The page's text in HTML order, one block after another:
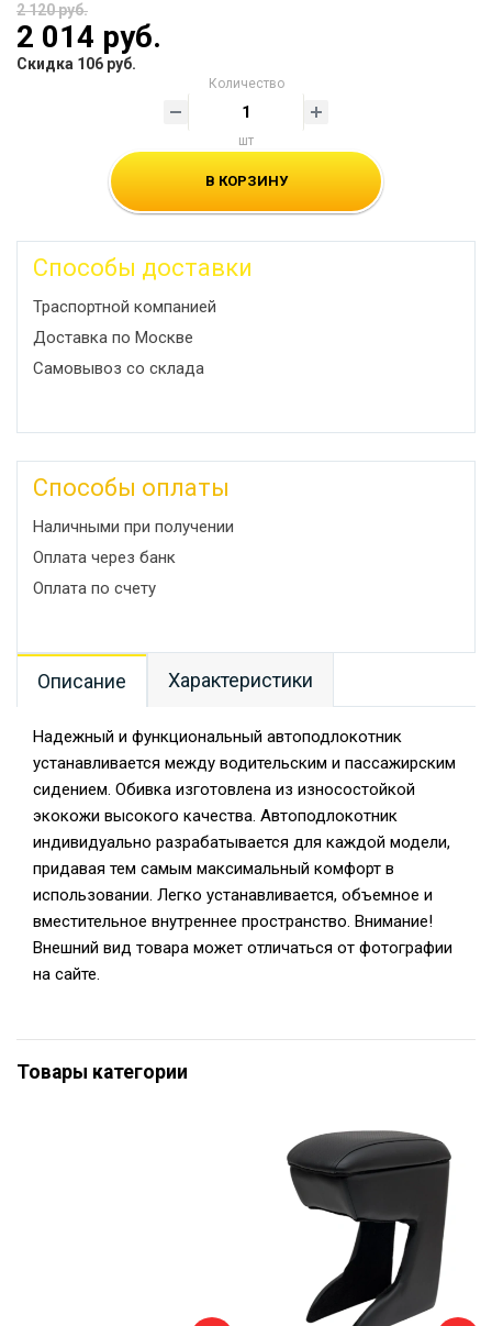
2 120 руб.
2 014 руб.
Скидка 106 руб.
Количество
шт
В КОРЗИНУ
Способы доставки
Траспортной компанией
Доставка по Москве
Самовывоз со склада
Способы оплаты
Наличными при получении
Оплата через банк
Оплата по счету
Описание Характеристики
Надежный и функциональный автоподлокотник
устанавливается между водительским и пассажирским
сидением. Обивка изготовлена из износостойкой
экокожи высокого качества. Автоподлокотник
индивидуально разрабатывается для каждой модели,
придавая тем самым максимальный комфорт в
использовании. Легко устанавливается, объемное и
вместительное внутреннее пространство. Внимание!
Внешний вид товара может отличаться от фотографии
на сайте.
Товары категории